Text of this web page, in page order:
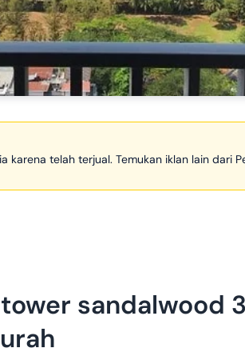
karena telah terjual. Temukan iklan lain dari
sandalwood 3